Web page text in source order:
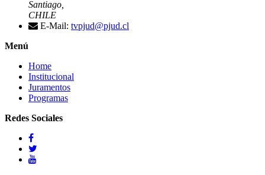
Santiago,
CHILE
E-Mail: tvpjud@pjud.cl
Menú
Home
Institucional
Juramentos
Programas
Redes Sociales